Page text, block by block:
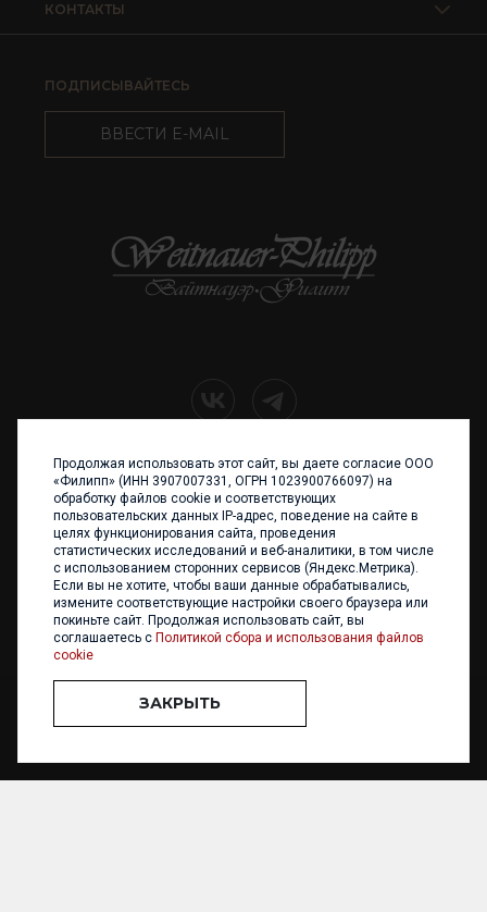
КОНТАКТЫ
ПОДПИСЫВАЙТЕСЬ
ВВЕСТИ E-MAIL
+7 (4012) 960 898
236017 Калининград,
ул. Каштановая аллея, 47
Телефон: +7 4012 960 898,
+7 4012 960 856
Написать нам
ООО «ФИЛИПП» © 2013 - 2026. Все права защищены
Разработка и
Продолжая использовать этот сайт, вы даете согласие ООО
«Филипп» (ИНН 3907007331, ОГРН 1023900766097) на
обработку файлов cookie и соответствующих
пользовательских данных IP-адрес, поведение на сайте в
целях функционирования сайта, проведения
статистических исследований и веб-аналитики, в том числе
с использованием сторонних сервисов (Яндекс.Метрика).
Если вы не хотите, чтобы ваши данные обрабатывались,
измените соответствующие настройки своего браузера или
покиньте сайт. Продолжая использовать сайт, вы
соглашаетесь с Политикой сбора и использования файлов
cookie
ЗАКРЫТЬ